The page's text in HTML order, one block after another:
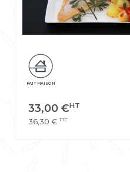
FAIT MAISON
33,00 €HT
36,30 € TTC